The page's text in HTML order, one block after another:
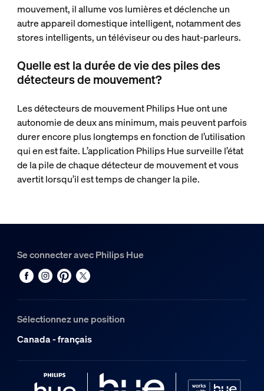
mouvement, il allume vos lumières et déclenche un
autre appareil domestique intelligent, notamment des
stores intelligents, un téléviseur ou des haut-parleurs.
Quelle est la durée de vie des piles des
détecteurs de mouvement?
Les détecteurs de mouvement Philips Hue ont une
autonomie de deux ans minimum, mais peuvent parfois
durer encore plus longtemps en fonction de l’utilisation
qui en est faite. L’application Philips Hue surveille l’état
de la pile de chaque détecteur de mouvement et vous
avertit lorsqu’il est temps de changer la pile.
Se connecter avec Philips Hue
Sélectionnez une position
Canada - français